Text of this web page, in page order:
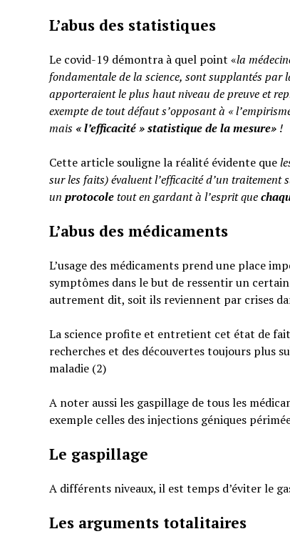
L’abus des statistiques
Le covid-19 démontra à quel point «la
fondamentale de la science, sont supplantés par
apporteraient le plus haut niveau de preuve et
exempte de tout défaut s’opposant à «
mais «l’efficacité » statistique de la mesure» !
Cette article souligne la réalité évidente que
sur les faits) évaluent l’efficacité d’un traitement
un protocoletout en gardant à l’esprit que
L’abus des médicaments
L’usage des médicaments prend une place
symptômes dans le but de ressentir un
autrement dit, soit ils reviennent par crises
La science profite et entretient cet état de
recherches et des découvertes toujours plus
maladie (2)
A noter aussi les gaspillage de tous les
exemple celles des injections géniques
Le gaspillage
A différents niveaux, il est temps d’éviter le
Les arguments totalitaires